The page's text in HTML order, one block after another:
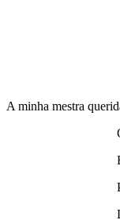
A minha mestra
Que tudo
E fez com
Louvando